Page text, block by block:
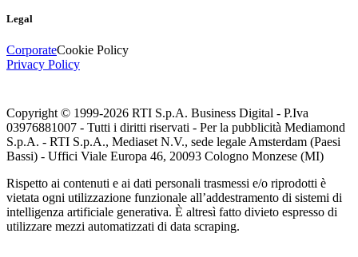
Legal
CorporateCookie Policy
Privacy Policy
Copyright © 1999-2026 RTI S.p.A. Business Digital - P.Iva
03976881007 - Tutti i diritti riservati - Per la pubblicità Mediamond
S.p.A. - RTI S.p.A., Mediaset N.V., sede legale Amsterdam (Paesi
Bassi) - Uffici Viale Europa 46, 20093 Cologno Monzese (MI)
Rispetto ai contenuti e ai dati personali trasmessi e/o riprodotti è
vietata ogni utilizzazione funzionale all’addestramento di sistemi di
intelligenza artificiale generativa. È altresì fatto divieto espresso di
utilizzare mezzi automatizzati di data scraping.